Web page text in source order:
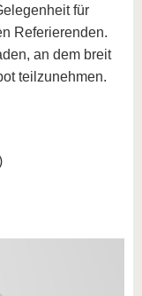
für
Referierenden.
an dem breit
teilzunehmen.